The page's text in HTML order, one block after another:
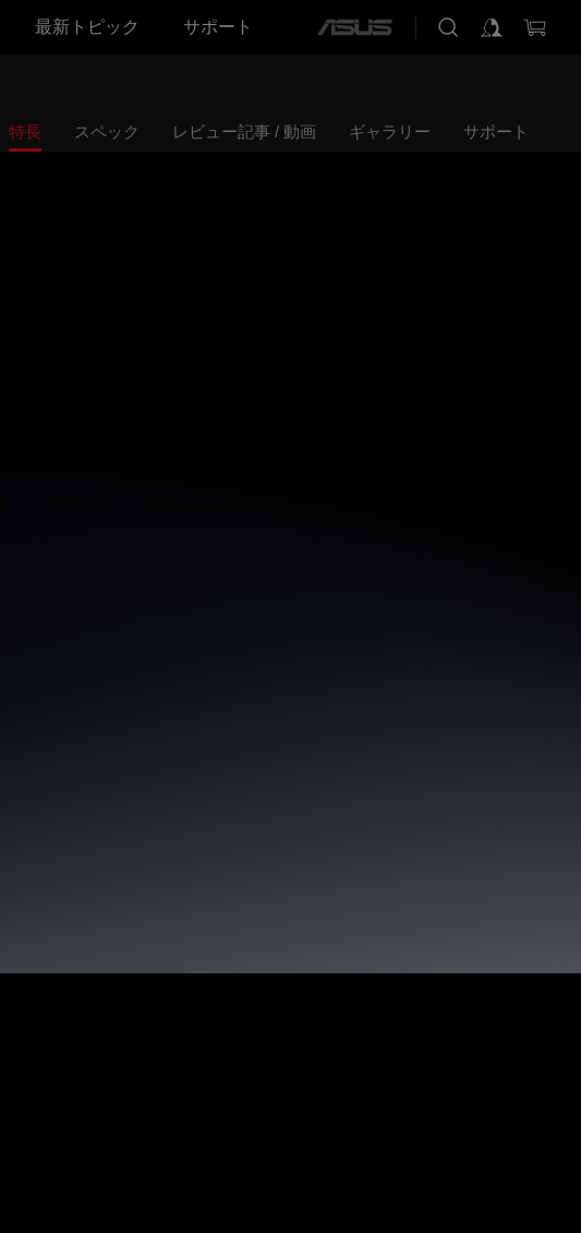
最新トピック サポート
ASUS
特長 スペック レビュー記事 / 動画 ギャラリー サポート